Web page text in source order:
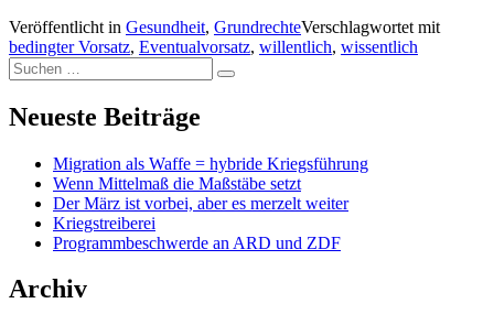
Veröffentlicht in Gesundheit, GrundrechteVerschlagwortet mit
bedingter Vorsatz, Eventualvorsatz, willentlich, wissentlich
Suchen
nach:
Suchen
Neueste Beiträge
Migration als Waffe = hybride Kriegsführung
Wenn Mittelmaß die Maßstäbe setzt
Der März ist vorbei, aber es merzelt weiter
Kriegstreiberei
Programmbeschwerde an ARD und ZDF
Archiv